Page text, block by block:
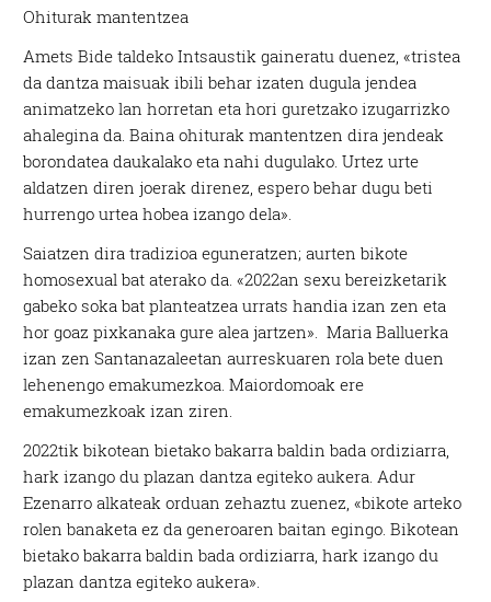
Ohiturak mantentzea
Amets Bide taldeko Intsaustik gaineratu duenez, «tristea
da dantza maisuak ibili behar izaten dugula jendea
animatzeko lan horretan eta hori guretzako izugarrizko
ahalegina da. Baina ohiturak mantentzen dira jendeak
borondatea daukalako eta nahi dugulako. Urtez urte
aldatzen diren joerak direnez, espero behar dugu beti
hurrengo urtea hobea izango dela».
Saiatzen dira tradizioa eguneratzen; aurten bikote
homosexual bat aterako da. «2022an sexu bereizketarik
gabeko soka bat planteatzea urrats handia izan zen eta
hor goaz pixkanaka gure alea jartzen». Maria Balluerka
izan zen Santanazaleetan aurreskuaren rola bete duen
lehenengo emakumezkoa. Maiordomoak ere
emakumezkoak izan ziren.
2022tik bikotean bietako bakarra baldin bada ordiziarra,
hark izango du plazan dantza egiteko aukera. Adur
Ezenarro alkateak orduan zehaztu zuenez, «bikote arteko
rolen banaketa ez da generoaren baitan egingo. Bikotean
bietako bakarra baldin bada ordiziarra, hark izango du
plazan dantza egiteko aukera».